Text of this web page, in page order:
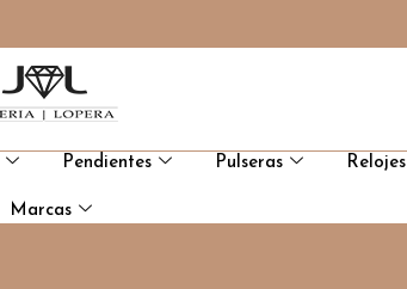
Pendientes Pulseras Relojes
Marcas